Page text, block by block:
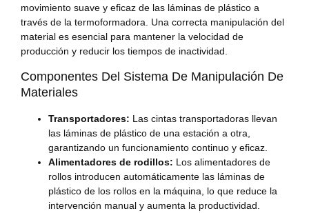
movimiento suave y eficaz de las láminas de plástico a
través de la termoformadora. Una correcta manipulación del
material es esencial para mantener la velocidad de
producción y reducir los tiempos de inactividad.
Componentes Del Sistema De Manipulación De
Materiales
Transportadores: Las cintas transportadoras llevan
las láminas de plástico de una estación a otra,
garantizando un funcionamiento continuo y eficaz.
Alimentadores de rodillos: Los alimentadores de
rollos introducen automáticamente las láminas de
plástico de los rollos en la máquina, lo que reduce la
intervención manual y aumenta la productividad.